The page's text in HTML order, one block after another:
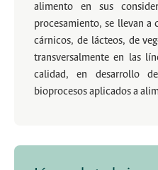
alimento en sus
procesamiento, se llevan a
cárnicos, de lácteos, de
transversalmente en las
calidad, en desarrollo
bioprocesos aplicados a